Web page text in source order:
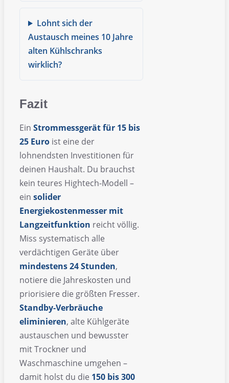
Lohnt sich der
Austausch meines 10 Jahre
alten Kühlschranks
wirklich?
Fazit
Ein Strommessgerät für 15 bis
25 Euro ist eine der
lohnendsten Investitionen für
deinen Haushalt. Du brauchst
kein teures Hightech-Modell –
ein solider
Energiekostenmesser mit
Langzeitfunktion reicht völlig.
Miss systematisch alle
verdächtigen Geräte über
mindestens 24 Stunden,
notiere die Jahreskosten und
priorisiere die größten Fresser.
Standby-Verbräuche
eliminieren, alte Kühlgeräte
austauschen und bewusster
mit Trockner und
Waschmaschine umgehen –
damit holst du die 150 bis 300